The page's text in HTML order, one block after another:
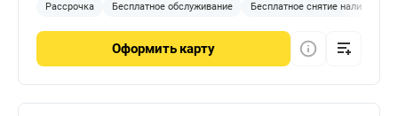
Рассрочка Бесплатное обслуживание Бесплатное снятие наличных
Оформить карту